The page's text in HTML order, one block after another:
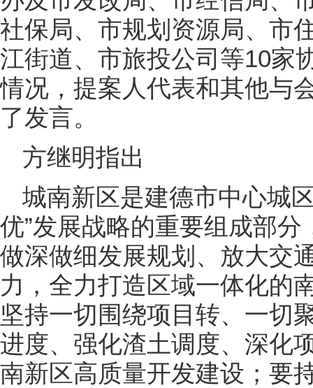
社保局、市规划资源局、市
江街道、市旅投公司等10家
情况，提案人代表和其他与
了发言。
方继明指出
城南新区是建德市中心城
优”发展战略的重要组成部
做深做细发展规划、放大交
力，全力打造区域一体化的
坚持一切围绕项目转、一切
进度、强化渣土调度、深化
南新区高质量开发建设；要